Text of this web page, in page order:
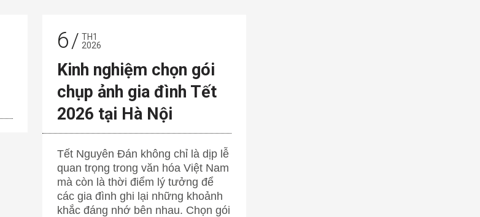
6
TH1
2026
Kinh nghiệm chọn gói
chụp ảnh gia đình Tết
2026 tại Hà Nội
Tết Nguyên Đán không chỉ là dịp lễ
quan trọng trong văn hóa Việt Nam
mà còn là thời điểm lý tưởng để
các gia đình ghi lại những khoảnh
khắc đáng nhớ bên nhau. Chọn gói